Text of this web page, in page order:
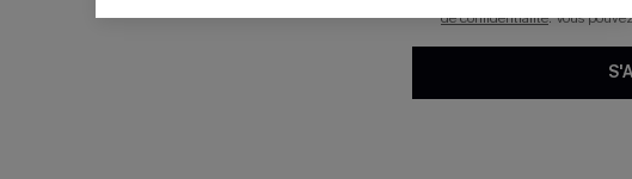
de confidentialité. Vous